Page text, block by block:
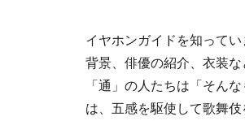
イヤホンガイドを知って
背景、俳優の紹介、衣装
「通」の人たちは「そん
は、五感を駆使して歌舞